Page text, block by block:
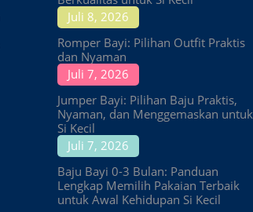
Juli 8, 2026
Romper Bayi: Pilihan Outfit Praktis
dan Nyaman
Juli 7, 2026
Jumper Bayi: Pilihan Baju Praktis,
Nyaman, dan Menggemaskan untuk
Si Kecil
Juli 7, 2026
Baju Bayi 0-3 Bulan: Panduan
Lengkap Memilih Pakaian Terbaik
untuk Awal Kehidupan Si Kecil